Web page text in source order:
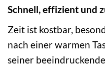
Schnell, effizient und
Zeit ist kostbar,
nach einer warmen
seiner